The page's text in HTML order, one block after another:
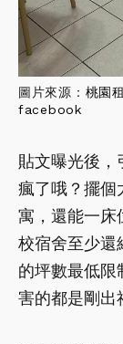
圖片來源： 桃園
facebook
貼文曝光後，
瘋了哦？擺個
寓，還能一床
校宿舍至少還
的坪數最低限
害的都是剛出